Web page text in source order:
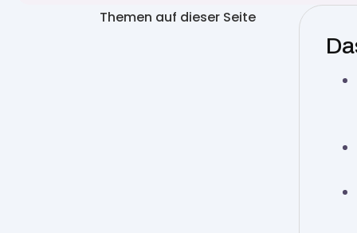
Themen auf dieser Seite